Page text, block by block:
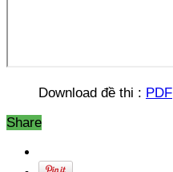
Download đề thi : PDF
Share